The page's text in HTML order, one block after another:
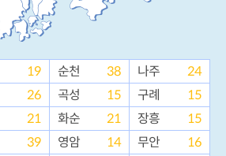
19 순천 38 나주
24
26 곡성 15 구례
15
21 화순 21 장흥
15
39 영암 14 무안
16